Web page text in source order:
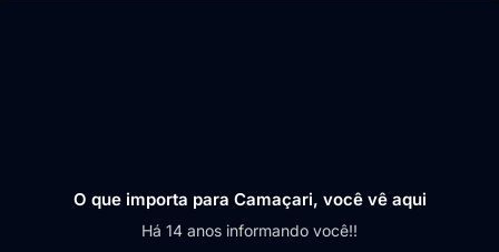
O que importa para Camaçari, você vê aqui
Há 14 anos informando você!!